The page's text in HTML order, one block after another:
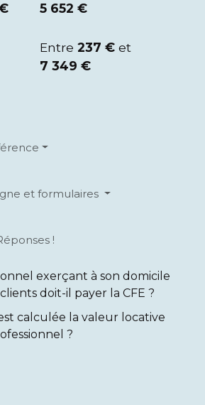
5 652 €
Entre 237 € et
7 349 €
et formulaires
!
exerçant à son domicile
doit-il payer la CFE ?
calculée la valeur locative
?